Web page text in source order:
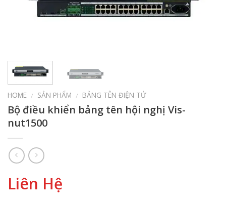
HOME / SẢN PHẨM / BẢNG TÊN ĐIỆN TỬ
Bộ điều khiển bảng tên hội nghị Vis-
nut1500
Liên Hệ